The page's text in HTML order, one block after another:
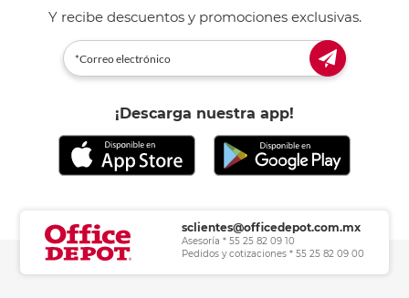
Y recibe descuentos y promociones exclusivas.
¡Descarga nuestra app!
sclientes@officedepot.com.mx
Asesoría * 55 25 82 09 10
Pedidos y cotizaciones * 55 25 82 09 00